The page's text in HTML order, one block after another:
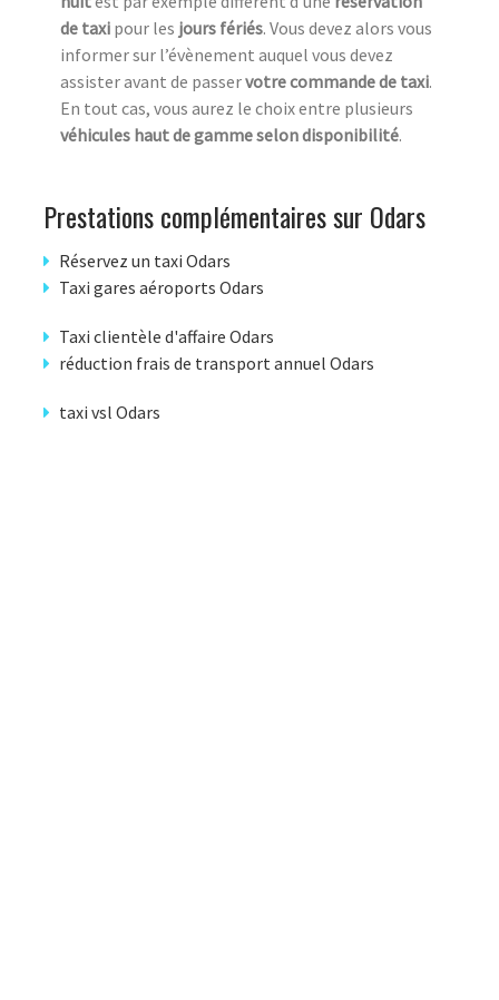
de taxi pour les jours fériés. Vous devez alors vous
informer sur l’évènement auquel vous devez
assister avant de passervotre commande de taxi.
En tout cas, vous aurez le choix entre plusieurs
véhicules haut de gamme selon disponibilité.
Prestations complémentaires sur Odars
Réservez un taxi Odars
Taxi gares aéroports Odars
Taxi clientèle d'affaire Odars
réduction frais de transport annuel Odars
taxi vsl Odars